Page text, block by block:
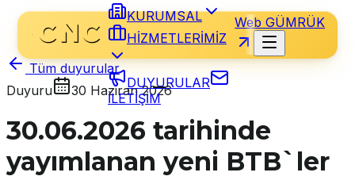
KURUMSAL
HİZMETLERİMİZ
DUYURULAR
İLETİŞİM
Web GÜMRÜK
Tüm duyurular
Duyuru
30 Haziran 2026
30.06.2026 tarihinde
yayımlanan yeni BTB`ler